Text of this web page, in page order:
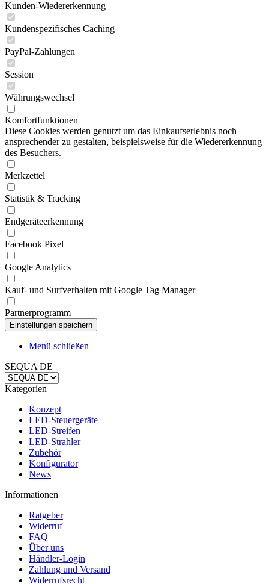
Kunden-Wiedererkennung
Kundenspezifisches Caching
PayPal-Zahlungen
Session
Währungswechsel
Komfortfunktionen
Diese Cookies werden genutzt um das Einkaufserlebnis noch
ansprechender zu gestalten, beispielsweise für die Wiedererkennung
des Besuchers.
Merkzettel
Statistik & Tracking
Endgeräteerkennung
Facebook Pixel
Google Analytics
Kauf- und Surfverhalten mit Google Tag Manager
Partnerprogramm
Menü schließen
SEQUA DE
Kategorien
Konzept
LED-Steuergeräte
LED-Streifen
LED-Strahler
Zubehör
Konfigurator
News
Informationen
Ratgeber
Widerruf
FAQ
Über uns
Händler-Login
Zahlung und Versand
Widerrufsrecht